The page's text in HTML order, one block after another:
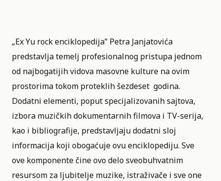
„Ex Yu rock enciklopedija” Petra Janjatovića
predstavlja temelj profesionalnog pristupa jednom
od najbogatijih vidova masovne kulture na ovim
prostorima tokom proteklih šezdeset godina.
Dodatni elementi, poput specijalizovanih sajtova,
izbora muzičkih dokumentarnih filmova i TV-serija,
kao i bibliografije, predstavljaju dodatni sloj
informacija koji obogaćuje ovu enciklopediju. Sve
ove komponente čine ovo delo sveobuhvatnim
resursom za ljubitelje muzike, istraživače i sve one